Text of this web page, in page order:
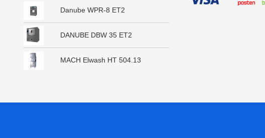
Danube WPR-8 ET2
DANUBE DBW 35 ET2
MACH Elwash HT 504.13